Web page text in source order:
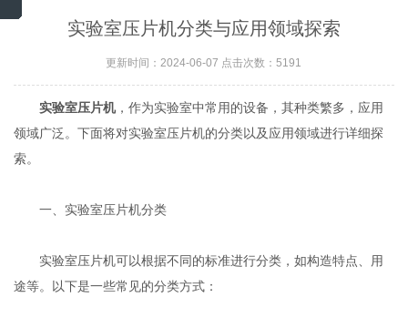
实验室压片机分类与应用领域探索
更新时间：2024-06-07 点击次数：5191
实验室压片机，作为实验室中常用的设备，其种类繁多，应用
领域广泛。下面将对实验室压片机的分类以及应用领域进行详细探
索。
一、实验室压片机分类
实验室压片机可以根据不同的标准进行分类，如构造特点、用
途等。以下是一些常见的分类方式：